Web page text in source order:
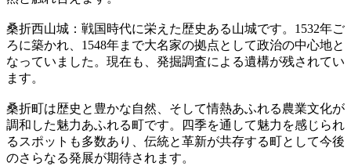
桑折西山城：戦国時代に栄えた歴史ある山城です。1532年ご
ろに築かれ、1548年まで大名家の拠点として政治の中心地と
なっていました。現在も、発掘調査による遺構が残されてい
ます。
桑折町は歴史と豊かな自然、そして情熱あふれる農業文化が
調和した魅力あふれる町です。四季を通して魅力を感じられ
るスポットも多数あり、伝統と革新が共存する町として今後
のさらなる発展が期待されます。